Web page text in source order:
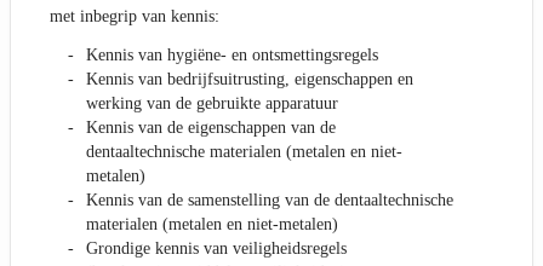
met inbegrip van kennis:
Kennis van hygiëne- en ontsmettingsregels
Kennis van bedrijfsuitrusting, eigenschappen en
werking van de gebruikte apparatuur
Kennis van de eigenschappen van de
dentaaltechnische materialen (metalen en niet-
metalen)
Kennis van de samenstelling van de dentaaltechnische
materialen (metalen en niet-metalen)
Grondige kennis van veiligheidsregels